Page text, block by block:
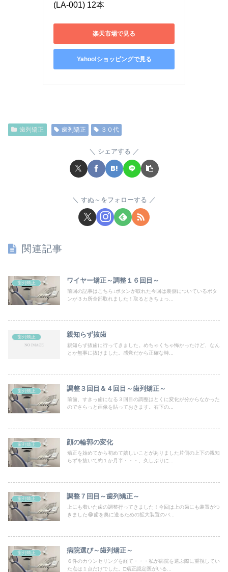
(LA-001) 12本
楽天市場で見る
Yahoo!ショッピングで見る
歯列矯正 歯列矯正 ３０代
シェアする
すぬ～をフォローする
関連記事
歯列矯正 ワイヤー矯正～調整１６回目～
前回の記事はこちら↓ボタンが取れた今回は裏側についているボタ
ンが３カ所全部取れました！取るときちょっ...
歯列矯正 親知らず抜歯
親知らず抜歯に行ってきました。めちゃくちゃ怖かったけど、なん
とか無事に抜けました。感覚だから正確な時...
歯列矯正 調整３回目＆４回目～歯列矯正～
前歯、すきっ歯になる３回目の調整はとくに変化が分からなかった
のでさらっと画像を貼っておきます。右下の...
歯列矯正 顔の輪郭の変化
矯正を始めてから初めて嬉しいことがありました片側の上下の親知
らずを抜いて約１か月半・・・、久しぶりに...
歯列矯正 調整７回目～歯列矯正～
上にも着いた歯の調整行ってきました！今回は上の歯にも装置がつ
きました😂歯を奥に送るための拡大装置のバ...
歯列矯正 病院選び～歯列矯正～
６件のカウンセリングを経て・・・私が病院を選ぶ際に重視してい
た点は１点だけでした。□矯正認定医がいる...